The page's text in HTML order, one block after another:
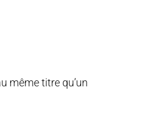
même titre qu’un